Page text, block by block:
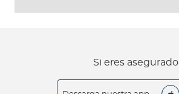
Si eres asegurado